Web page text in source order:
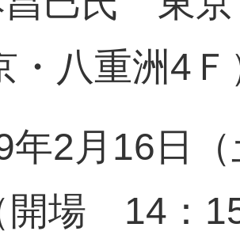
・八重洲4Ｆ
年2月16日
開場 14：